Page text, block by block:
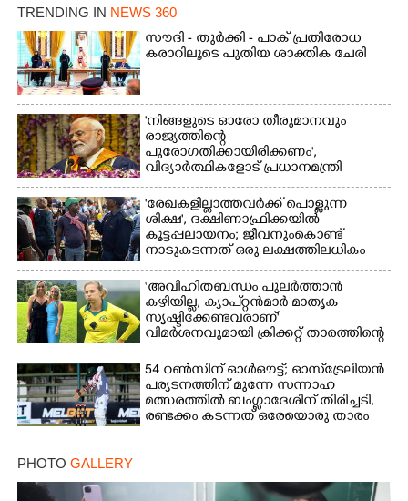
TRENDING IN NEWS 360
സൗദി - തുർക്കി - പാക് പ്രതിരോധ
കരാറിലൂടെ പുതിയ ശാക്തിക ചേരി
'നിങ്ങളുടെ ഓരോ തീരുമാനവും
രാജ്യത്തിന്റെ
പുരോഗതിക്കായിരിക്കണം',​
വിദ്യാർത്ഥികളോട് പ്രധാനമന്ത്രി
'രേഖകളില്ലാത്തവർക്ക് പൊള്ളുന്ന
ശിക്ഷ', ദക്ഷിണാഫ്രിക്കയിൽ
കൂട്ടപ്പലായനം; ജീവനുംകൊണ്ട്
നാടുകടന്നത് ഒരു ലക്ഷത്തിലധികം
പേർ
‘അവിഹിതബന്ധം പുലർത്താൻ
കഴിയില്ല,​ ക്യാപ്റ്റൻമാർ മാതൃക
സൃഷ്ടിക്കേണ്ടവരാണ്'
വിമർശനവുമായി ക്രിക്കറ്റ് താരത്തിന്റെ
ഭാര്യ
54 റൺസിന് ഓൾഔട്ട്; ഓസ്‌ട്രേലിയൻ
പര്യടനത്തിന് മുന്നേ സന്നാഹ
മത്സരത്തിൽ ബംഗ്ലാദേശിന് തിരിച്ചടി,
രണ്ടക്കം കടന്നത് ഒരേയൊരു താരം
PHOTO GALLERY